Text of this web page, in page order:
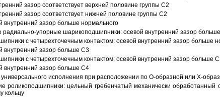
зазор соответствует верхней половине группы C2
зазор соответствует нижней половине группы C2
внутренний зазор больше нормального
радиально-упорные шарикоподшипники: осевой внутренний зазор
с четырехточечным контактом: осевой внутренний зазор больше
внутренний зазор больше C3
с четырехточечным контактом: осевой внутренний зазор больше
внутренний зазор больше C4
исполнения при расположении по О-образной или Х-
роликоподшипники: цельный гребенчатый механически
кольцу